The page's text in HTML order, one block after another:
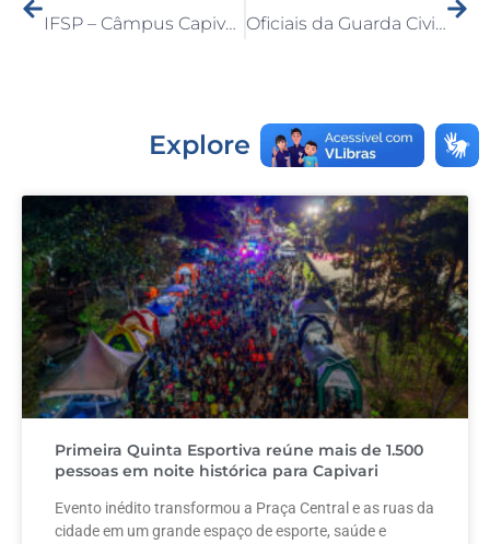
e e te l
s
IFSP – Câmpus Capivari abre inscrições para “Cursinho Preparatório” para ENEM e vestibulares
Oficiais da Guarda Civil de Capivari fazem surpresa em festa de aniversário para menino de 8 anos
Explore mais...
Primeira Quinta Esportiva reúne mais de 1.500
pessoas em noite histórica para Capivari
Evento inédito transformou a Praça Central e as ruas da
cidade em um grande espaço de esporte, saúde e